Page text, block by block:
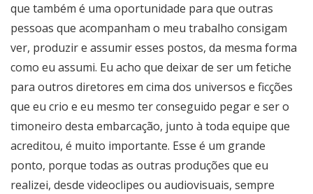
que também é uma oportunidade para que outras
pessoas que acompanham o meu trabalho consigam
ver, produzir e assumir esses postos, da mesma forma
como eu assumi. Eu acho que deixar de ser um fetiche
para outros diretores em cima dos universos e ficções
que eu crio e eu mesmo ter conseguido pegar e ser o
timoneiro desta embarcação, junto à toda equipe que
acreditou, é muito importante. Esse é um grande
ponto, porque todas as outras produções que eu
realizei, desde videoclipes ou audiovisuais, sempre